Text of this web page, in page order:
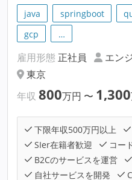
java springboot
gcp
…
雇用形態 正社員
エン
東京
年収 800万円 〜 1,300
下限年収500万円以上
SIer在籍者歓迎
コー
B2Cのサービスを運営
自社サービスを開発